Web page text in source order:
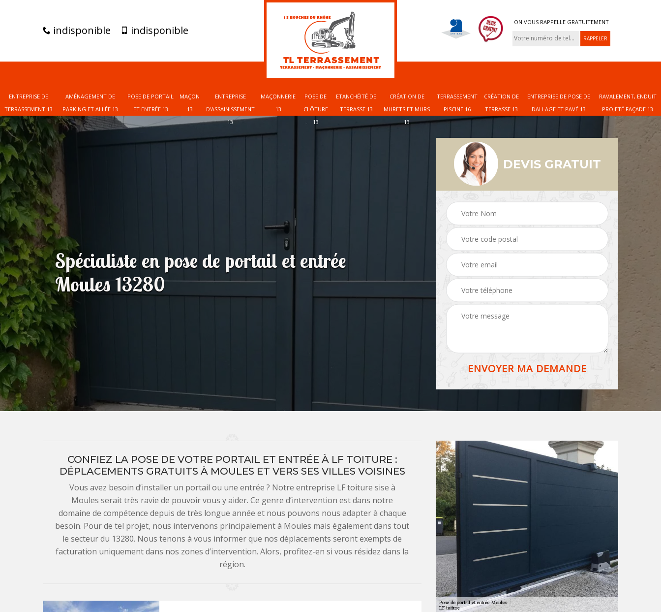
indisponible indisponible
ON VOUS RAPPELLE GRATUITEMENT
ENTREPRISE DE
TERRASSEMENT 13
AMÉNAGEMENT DE
PARKING ET ALLÉE 13
POSE DE PORTAIL
ET ENTRÉE 13
MAÇON
13
ENTREPRISE
D'ASSAINISSEMENT
13
MAÇONNERIE
13
POSE DE
CLÔTURE
13
ETANCHÉITÉ DE
TERRASSE 13
CRÉATION DE
MURETS ET MURS
13
TERRASSEMENT
PISCINE 16
CRÉATION DE
TERRASSE 13
ENTREPRISE DE POSE DE
DALLAGE ET PAVÉ 13
RAVALEMENT, ENDUIT
PROJETÉ FAÇADE 13
Spécialiste en pose de portail et entrée
Moules 13280
DEVIS GRATUIT
CONFIEZ LA POSE DE VOTRE PORTAIL ET ENTRÉE À LF TOITURE :
DÉPLACEMENTS GRATUITS À MOULES ET VERS SES VILLES VOISINES
Vous avez besoin d’installer un portail ou une entrée ? Notre entreprise LF toiture sise à
Moules serait très ravie de pouvoir vous y aider. Ce genre d’intervention est dans notre
domaine de compétence depuis de très longue année et nous pouvons nous adapter à chaque
besoin. Pour de tel projet, nous intervenons principalement à Moules mais également dans tout
le secteur du 13280. Nous tenons à vous informer que nos déplacements seront exempts de
facturation uniquement dans nos zones d’intervention. Alors, profitez-en si vous résidez dans la
région.